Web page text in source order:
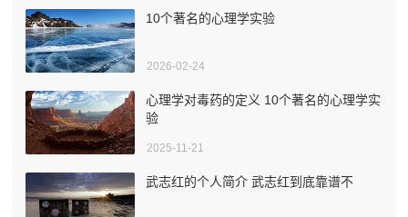
10个著名的心理学实验
2026-02-24
心理学对毒药的定义 10个著名的心理学实
验
2025-11-21
武志红的个人简介 武志红到底靠谱不